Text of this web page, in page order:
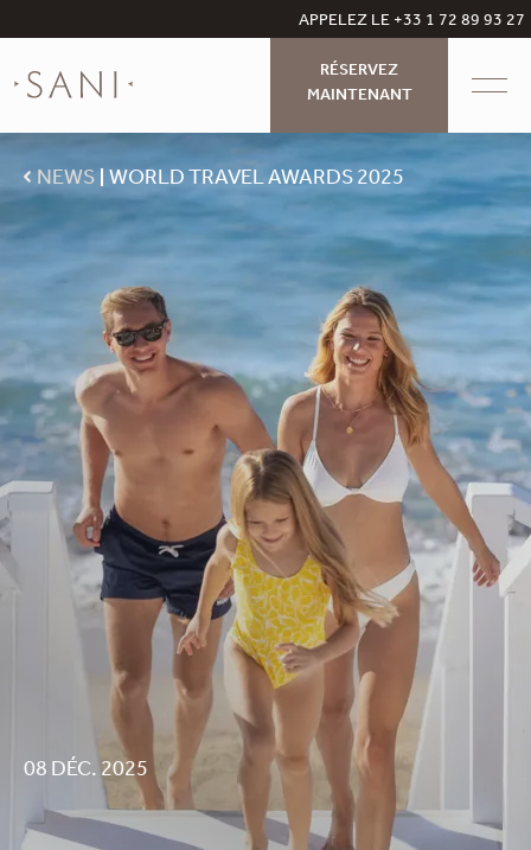
APPELEZ LE +33 1 72 89 93 27
RÉSERVEZ
MAINTENANT
08 DÉC. 2025
NEWS WORLD TRAVEL AWARDS 2025